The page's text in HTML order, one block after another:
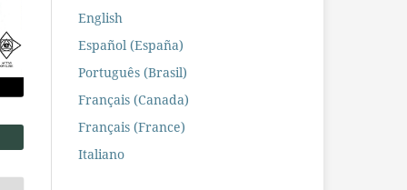
English
Español (España)
Português (Brasil)
Français (Canada)
Français (France)
Italiano